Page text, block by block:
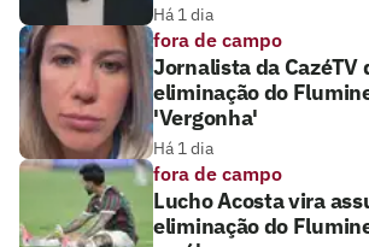
Há 1 dia
fora de campo
Jornalista da CazéTV
eliminação do
'Vergonha'
Há 1 dia
fora de campo
Lucho Acosta vira
eliminação do